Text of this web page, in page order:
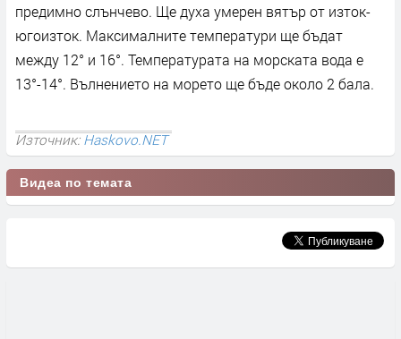
предимно слънчево. Ще духа умерен вятър от изток-
югоизток. Максималните температури ще бъдат
между 12° и 16°. Температурата на морската вода е
13°-14°. Вълнението на морето ще бъде около 2 бала.
Източник:Haskovo.NET
Видеа по темата